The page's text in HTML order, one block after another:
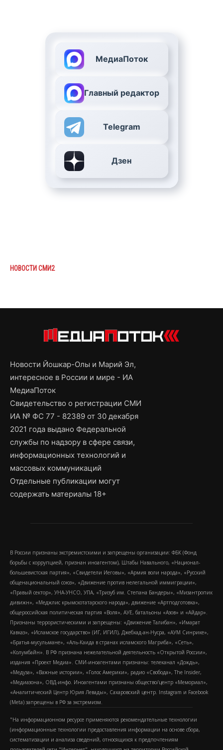
МедиаПоток
Главный редактор
Telegram
Дзен
НОВОСТИ СМИ2
Новости Йошкар-Олы и Марий Эл,
интересное в России и мире - ИА
МедиаПоток
Свидетельство о регистрации СМИ
ИА № ФС 77 - 82389 от 30 декабря
2021 года выдано Федеральной
службы по надзору в сфере связи,
информационных технологий и
массовых коммуникаций
Отдельные публикации могут
содержать материалы 18+
В России признаны экстремистскими и запрещены организации: ФБК (Фонд
борьбы с коррупцией, признан иноагентом), Штабы Навального, «Национал-
большевистская партия», «Свидетели Иеговы», «Армия воли народа», «Русский
общенациональный союз», «Движение против нелегальной иммиграции»,
«Правый сектор», УНА-УНСО, УПА, «Тризуб им. Степана Бандеры», «Мизантропик
дивижн», «Меджлис крымскотатарского народа», движение «Артподготовка»,
общероссийская политическая партия «Воля», АУЕ, батальоны «Азов» и «Айдар».
Признаны террористическими и запрещены: «Движение Талибан», «Имарат
Кавказ», «Исламское государство» (ИГ, ИГИЛ), Джебхад-ан-Нусра, «АУМ Синрике»,
«Братья-мусульмане», «Аль-Каида в странах исламского Магриба», «Сеть»,
«Колумбайн». В РФ признана нежелательной деятельность «Открытой России»,
издания «Проект Медиа». СМИ-иноагентами признаны: телеканал «Дождь»,
«Медуза», «Важные истории», «Голос Америки», радио «Свобода», The Insider,
«Медиазона», ОВД-инфо. Иноагентами признаны общество/центр «Мемориал»,
«Аналитический Центр Юрия Левады», Сахаровский центр. Instagram и Facebook
(Metа) запрещены в РФ за экстремизм.
"На информационном ресурсе применяются рекомендательные технологии
(информационные технологии предоставления информации на основе сбора,
систематизации и анализа сведений, относящихся к предпочтениям